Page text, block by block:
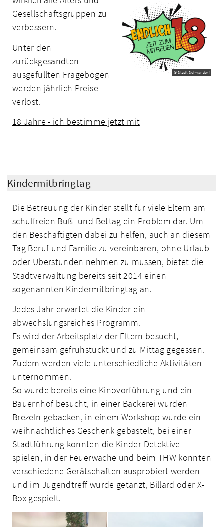
© Stadt Schwandorf
Gesellschaftsgruppen zu
verbessern.
Unter den
zurückgesandten
ausgefüllten Fragebogen
werden jährlich Preise
verlost.
18 Jahre - ich bestimme jetzt mit
Kindermitbringtag
Die Betreuung der Kinder stellt für viele Eltern am
schulfreien Buß- und Bettag ein Problem dar. Um
den Beschäftigten dabei zu helfen, auch an diesem
Tag Beruf und Familie zu vereinbaren, ohne Urlaub
oder Überstunden nehmen zu müssen, bietet die
Stadtverwaltung bereits seit 2014 einen
sogenannten Kindermitbringtag an.
Jedes Jahr erwartet die Kinder ein
abwechslungsreiches Programm.
Es wird der Arbeitsplatz der Eltern besucht,
gemeinsam gefrühstückt und zu Mittag gegessen.
Zudem werden viele unterschiedliche Aktivitäten
unternommen.
So wurde bereits eine Kinovorführung und ein
Bauernhof besucht, in einer Bäckerei wurden
Brezeln gebacken, in einem Workshop wurde ein
weihnachtliches Geschenk gebastelt, bei einer
Stadtführung konnten die Kinder Detektive
spielen, in der Feuer­wache und beim THW konnten
verschiedene Gerätschaften ausprobiert werden
und im Jugendtreff wurde getanzt, Billard oder X-
Box gespielt.